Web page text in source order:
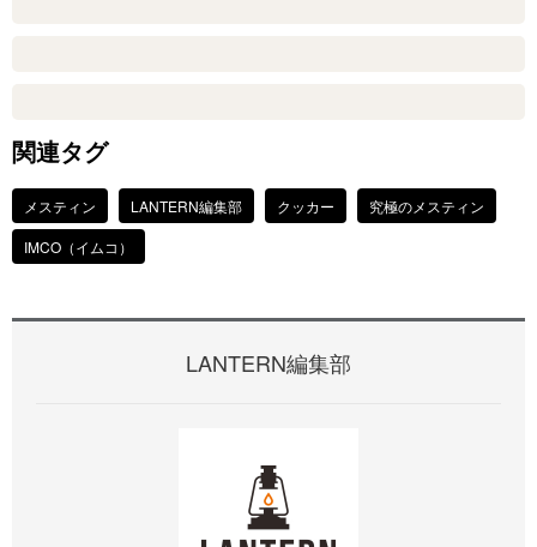
関連タグ
メスティン LANTERN編集部 クッカー
究極のメスティン
IMCO（イムコ）
LANTERN編集部